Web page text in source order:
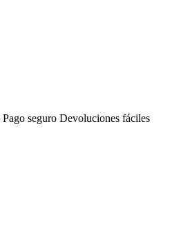
Pago seguro Devoluciones fáciles